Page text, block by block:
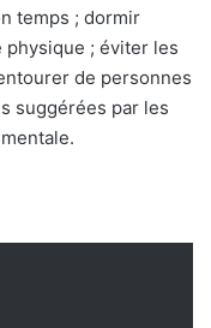
temps ; dormir
; éviter les
de personnes
suggérées par les